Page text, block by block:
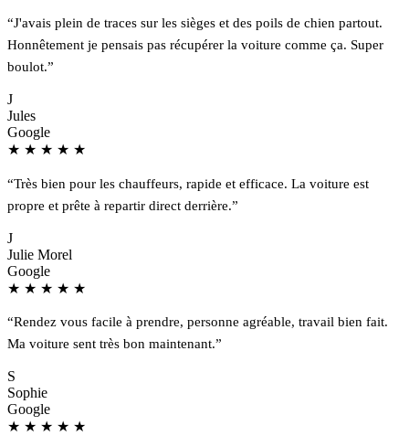
“J'avais plein de traces sur les sièges et des poils de chien partout.
Honnêtement je pensais pas récupérer la voiture comme ça. Super
boulot.”
J
Jules
Google
★ ★ ★ ★ ★
“Très bien pour les chauffeurs, rapide et efficace. La voiture est
propre et prête à repartir direct derrière.”
J
Julie Morel
Google
★ ★ ★ ★ ★
“Rendez vous facile à prendre, personne agréable, travail bien fait.
Ma voiture sent très bon maintenant.”
S
Sophie
Google
★ ★ ★ ★ ★